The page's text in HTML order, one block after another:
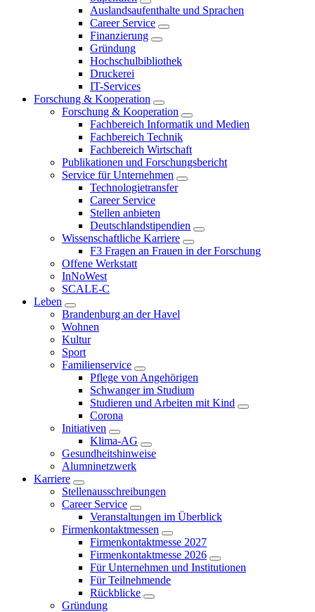
Auslandsaufenthalte und Sprachen
Career Service
Finanzierung
Gründung
Hochschulbibliothek
Druckerei
IT-Services
Forschung & Kooperation
Forschung & Kooperation
Fachbereich Informatik und Medien
Fachbereich Technik
Fachbereich Wirtschaft
Publikationen und Forschungsbericht
Service für Unternehmen
Technologietransfer
Career Service
Stellen anbieten
Deutschlandstipendien
Wissenschaftliche Karriere
F3 Fragen an Frauen in der Forschung
Offene Werkstatt
InNoWest
SCALE-C
Leben
Brandenburg an der Havel
Wohnen
Kultur
Sport
Familienservice
Pflege von Angehörigen
Schwanger im Studium
Studieren und Arbeiten mit Kind
Corona
Initiativen
Klima-AG
Gesundheitshinweise
Alumninetzwerk
Karriere
Stellenausschreibungen
Career Service
Veranstaltungen im Überblick
Firmenkontaktmessen
Firmenkontaktmesse 2027
Firmenkontaktmesse 2026
Für Unternehmen und Institutionen
Für Teilnehmende
Rückblicke
Gründung